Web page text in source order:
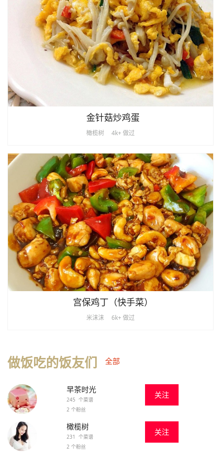
金针菇炒鸡蛋
橄榄树 4k+ 做过
宫保鸡丁（快手菜）
米沫沫 6k+ 做过
做饭吃的饭友们 全部
早茶时光
245 个菜谱
2 个粉丝
关注
橄榄树
231 个菜谱
2 个粉丝
关注